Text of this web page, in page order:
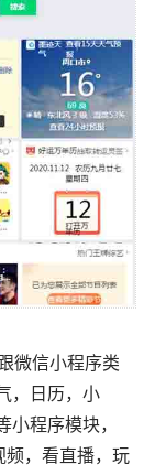
微信小程序类
，日历，小
小程序模块，
频，看直播，玩